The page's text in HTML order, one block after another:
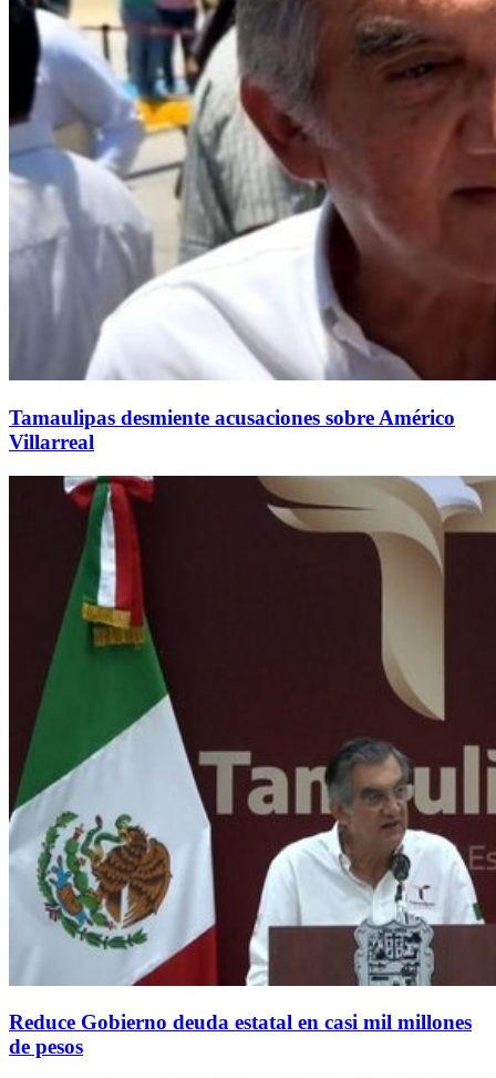
Tamaulipas desmiente acusaciones sobre Américo
Villarreal
Reduce Gobierno deuda estatal en casi mil millones
de pesos